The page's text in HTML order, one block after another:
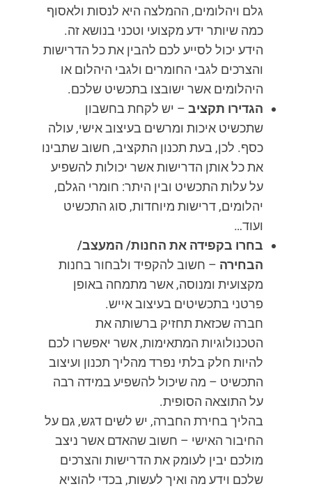
גלם ויהלומים, ההמלצה היא לנסות ולאסוף
כמה שיותר ידע מקצועי וטכני בנושא זה.
הידע יכול לסייע לכם להבין את כל הדרישות
והצרכים לגבי החומרים ולגבי היהלום או
היהלומים אשר ישובצו בתכשיט שלכם.
הגדירו תקציב – יש לקחת בחשבון
שתכשיט איכות ומרשים בעיצוב אישי, עולה
כסף. לכן, בעת תכנון התקציב, חשוב שתבינו
את כל אותן הדרישות אשר יכולות להשפיע
על עלות התכשיט ובין היתר: חומרי הגלם,
יהלומים, דרישות מיוחדות, סוג התכשיט
ועוד…
בחרו בקפידה את החנות/ המעצב/
הבחירה – חשוב להקפיד ולבחור בחנות
מקצועית ומנוסה, אשר מתמחה באופן
פרטני בתכשיטים בעיצוב אייש.
חברה שכזאת תחזיק ברשותה את
הטכנולוגיות המתאימות, אשר יאפשרו לכם
להיות חלק בלתי נפרד מהליך תכנון ועיצוב
התכשיט – מה שיכול להשפיע במידה רבה
על התוצאה הסופית.
בהליך בחירת החברה, יש לשים דגש, גם על
החיבור האישי – חשוב שהאדם אשר ניצב
מולכם יבין לעומק את הדרישות והצרכים
שלכם וידע מה ואיך לעשות, בכדי להוציא